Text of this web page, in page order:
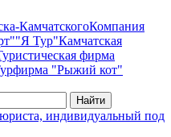
КамчатскогоКомпания
"Я Тур"Камчатская
фирма
"Рыжий кот"
индивидуальный